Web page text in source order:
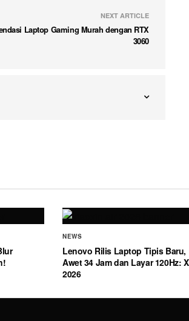
NEXT ARTICLE
Laptop Gaming Murah dengan RTX
3060
NEWS
Lenovo Rilis Laptop Tipis Baru,
Awet 34 Jam dan Layar 120Hz:
2026